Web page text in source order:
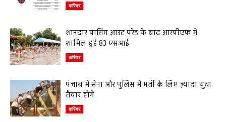
करियर
शानदार पासिंग आउट परेड के बाद आरपीएफ में
शामिल हुई 83 एसआई
करियर
पंजाब में सेना और पुलिस में भर्ती के लिए ज़्यादा युवा
तैयार होंगे
करियर